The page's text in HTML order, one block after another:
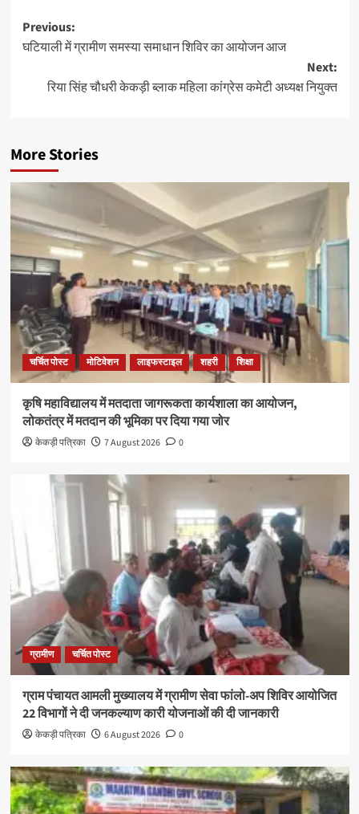
Previous:
घटियाली में ग्रामीण समस्या समाधान शिविर का आयोजन आज
Next:
रिया सिंह चौधरी केकड़ी ब्लाक महिला कांग्रेस कमेटी अध्यक्ष नियुक्त
More Stories
चर्चित पोस्ट मोटिवेशन लाइफस्टाइल शहरी शिक्षा
कृषि महाविद्यालय में मतदाता जागरूकता कार्यशाला का आयोजन,
लोकतंत्र में मतदान की भूमिका पर दिया गया जोर
केकड़ी पत्रिका 7 August 2026 0
ग्रामीण चर्चित पोस्ट
ग्राम पंचायत आमली मुख्यालय में ग्रामीण सेवा फांलो-अप शिविर आयोजित
22 विभागों ने दी जनकल्याण कारी योजनाओं की दी जानकारी
केकड़ी पत्रिका 6 August 2026 0